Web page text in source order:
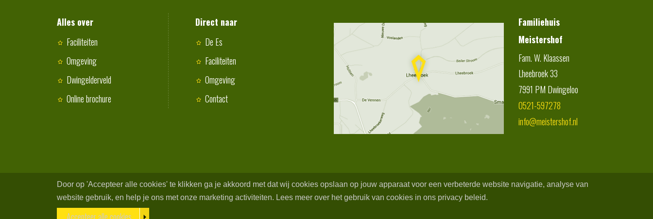
Alles over
Faciliteiten
Omgeving
Dwingelderveld
Online brochure
Direct naar
De Es
Faciliteiten
Omgeving
Contact
Familiehuis
Meistershof
Fam. W. Klaassen
Lheebroek 33
7991 PM Dwingeloo
0521-597278
info@meistershof.nl
Door op 'Accepteer alle cookies' te klikken ga je akkoord met dat wij cookies opslaan op jouw apparaat voor een verbeterde website navigatie, analyse van
website gebruik, en help je ons met onze marketing activiteiten. Lees meer over het gebruik van cookies in ons privacy beleid.
Accepteer alle cookies